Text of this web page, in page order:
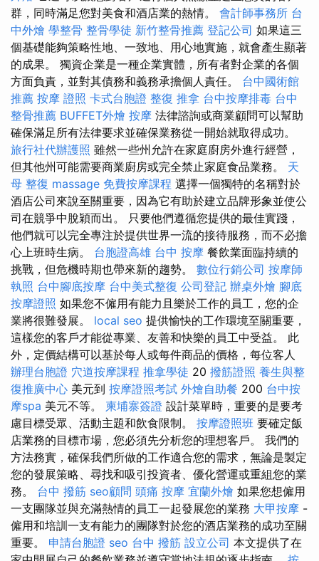
群，同時滿足您對美食和酒店業的熱情。 會計師事務所 台
中外燴 學整骨 整骨學徒 新竹整骨推薦 登記公司 如果這三
個基礎能夠策略性地、一致地、用心地實施，就會產生顯著
的成果。 獨資企業是一種企業實體，所有者對企業的各個
方面負責，並對其債務和義務承擔個人責任。 台中國術館
推薦 按摩 證照 卡式台胞證 整復 推拿 台中按摩排毒 台中
整骨推薦 BUFFET外燴 按摩 法律諮詢或商業顧問可以幫助
確保滿足所有法律要求並確保業務從一開始就取得成功。
旅行社代辦護照 雖然一些州允許在家庭廚房外進行經營，
但其他州可能需要商業廚房或完全禁止家庭食品業務。 天
母 整復 massage 免費按摩課程 選擇一個獨特的名稱對於
酒店公司來說至關重要，因為它有助於建立品牌形象並使公
司在競爭中脫穎而出。 只要他們遵循您提供的最佳實踐，
他們就可以完全專注於提供世界一流的接待服務，而不必擔
心上班時生病。 台胞證高雄 台中 按摩 餐飲業面臨持續的
挑戰，但危機時期也帶來新的趨勢。 數位行銷公司 按摩師
執照 台中腳底按摩 台中美式整復 公司登記 辦桌外燴 腳底
按摩證照 如果您不僱用有能力且樂於工作的員工，您的企
業將很難發展。 local seo 提供愉快的工作環境至關重要，
這樣您的客戶才能從專業、友善和快樂的員工中受益。 此
外，定價結構可以基於每人或每件商品的價格，每位客人
辦理台胞證 穴道按摩課程 推拿學徒 20 撥筋證照 養生與整
復推廣中心 美元到 按摩證照考試 外燴自助餐 200 台中按
摩spa 美元不等。 柬埔寨簽證 設計菜單時，重要的是要考
慮目標受眾、活動主題和飲食限制。 按摩證照班 要確定飯
店業務的目標市場，您必須先分析您的理想客戶。 我們的
方法務實，確保我們所做的工作適合您的需求，無論是製定
您的發展策略、尋找和吸引投資者、優化營運或重組您的業
務。 台中 撥筋 seo顧問 頭痛 按摩 宜蘭外燴 如果您想僱用
一支團隊並與充滿熱情的員工一起發展您的業務 大甲按摩 -
僱用和培訓一支有能力的團隊對於您的酒店業務的成功至關
重要。 申請台胞證 seo 台中 撥筋 設立公司 本文提供了在